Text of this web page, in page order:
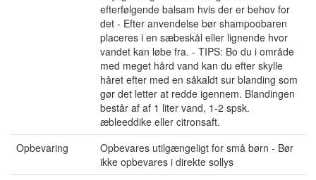
efterfølgende balsam hvis der er behov for
det - Efter anvendelse bør shampoobaren
placeres i en sæbeskål eller lignende hvor
vandet kan løbe fra. - TIPS: Bo du i område
med meget hård vand kan du efter skylle
håret efter med en såkaldt sur blanding som
gør det letter at redde igennem. Blandingen
består af af 1 liter vand, 1-2 spsk.
æbleeddike eller citronsaft.
Opbevaring
Opbevares utilgængeligt for små børn - Bør
ikke opbevares i direkte sollys